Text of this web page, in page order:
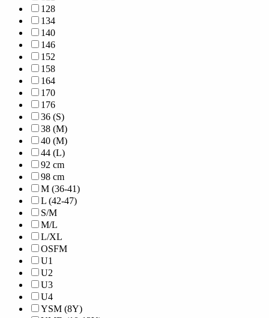
128
134
140
146
152
158
164
170
176
36 (S)
38 (M)
40 (M)
44 (L)
92 cm
98 cm
M (36-41)
L (42-47)
S/M
M/L
L/XL
OSFM
U1
U2
U3
U4
YSM (8Y)